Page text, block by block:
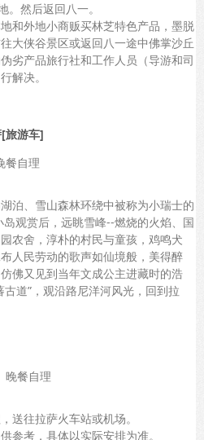
。然后返回八一。
和外地小商贩买林芝特色产品，墨脱
大侠谷景区或返回八一途中佛掌沙丘
劣产品旅行社和工作人员（导游和司
解决。
旅游车]
自理
泊、雪山森林环绕中被称为小瑞士的
观赏后，远眺雪峰--燃烧的火焰、国
农舍，淳朴的村民与童孩，鸡鸣犬
人民劳动的歌声如仙境般，美得醉
佛又见到当年文成公主进藏时的浩
道”，观沿路尼洋河风光，回到拉
餐自理
送往拉萨火车站或机场。
参考，具体以实际安排为准。